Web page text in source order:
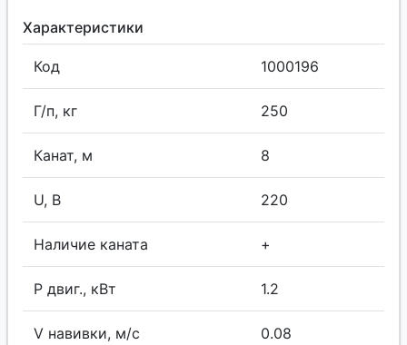
Характеристики
Код 1000196
Г/п, кг 250
Канат, м 8
U, В 220
Наличие каната +
P двиг., кВт 1.2
V навивки, м/с 0.08